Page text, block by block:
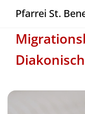
Pfarrei St.